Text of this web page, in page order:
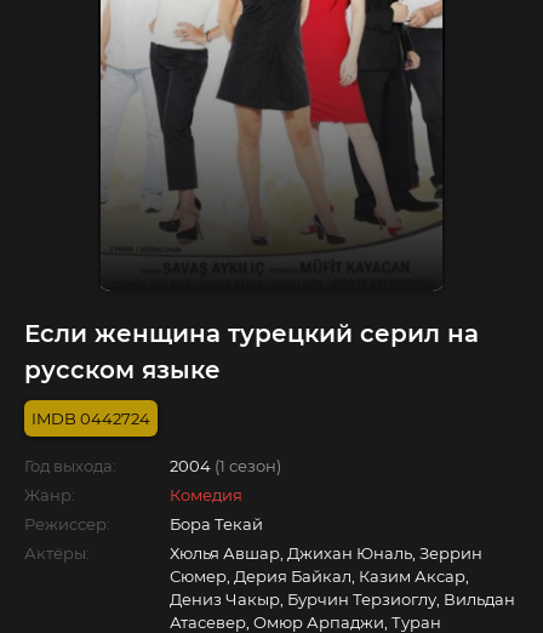
Если женщина турецкий серил на
русском языке
0442724
Год выхода: 2004 (1 сезон)
Жанр:
Комедия
Режиссер:
Бора Текай
Актёры:
Хюлья Авшар, Джихан Юналь, Зеррин
Сюмер, Дерия Байкал, Казим Аксар,
Дениз Чакыр, Бурчин Терзиоглу, Вильдан
Атасевер, Омюр Арпаджи, Туран